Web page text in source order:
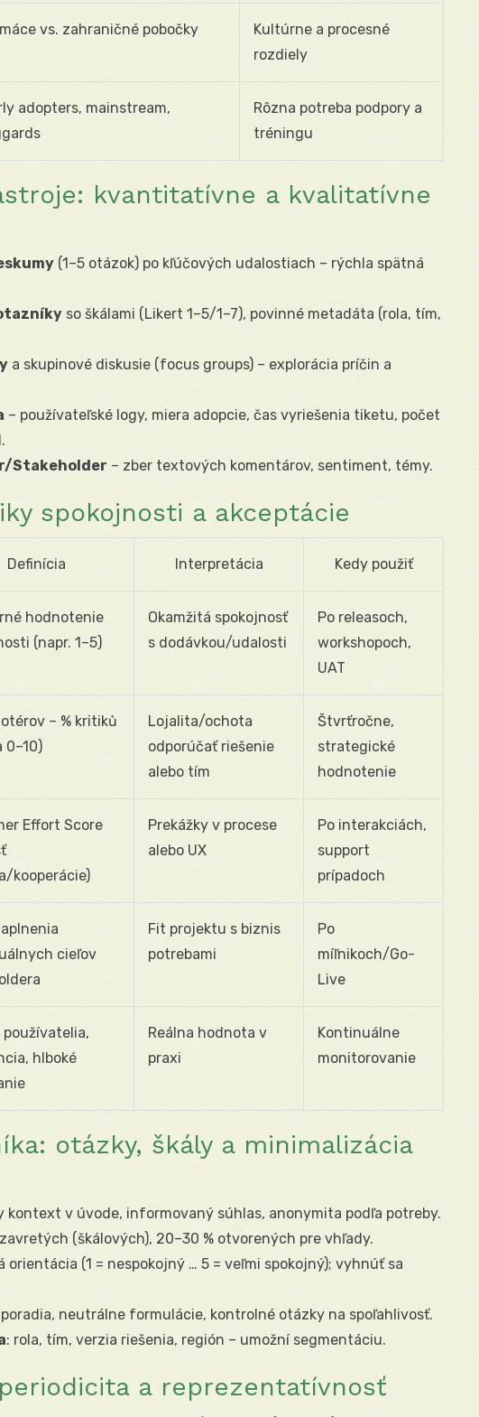
vs. zahraničné pobočky
Kultúrne a procesné
rozdiely
adopters, mainstream,
Rôzna potreba podpory a
tréningu
kvantitatívne a kvalitatívne
(1–5 otázok) po kľúčových udalostiach – rýchla spätná
so škálami (Likert 1–5/1–7), povinné metadáta (rola, tím,
a skupinové diskusie (focus groups) – explorácia príčin a
– používateľské logy, miera adopcie, čas vyriešenia tiketu, počet
Stakeholder – zber textových komentárov, sentiment, témy.
spokojnosti a akceptácie
Definícia Interpretácia Kedy použiť
hodnotenie
(napr. 1–5)
Okamžitá spokojnosť
s dodávkou/udalosti
Po releasoch,
workshopoch,
UAT
– % kritiků
0–10)
Lojalita/ochota
odporúčať riešenie
alebo tím
Štvrťročne,
strategické
hodnotenie
Effort Score
kooperácie)
Prekážky v procese
alebo UX
Po interakciách,
support
prípadoch
cieľov
Fit projektu s biznis
potrebami
Po
míľnikoch/Go-
Live
hlboké
Reálna hodnota v
praxi
Kontinuálne
monitorovanie
otázky, škály a minimalizácia
kontext v úvode, informovaný súhlas, anonymita podľa potreby.
(škálových), 20–30 % otvorených pre vhľady.
orientácia (1 = nespokojný … 5 = veľmi spokojný); vyhnúť sa
neutrálne formulácie, kontrolné otázky na spoľahlivosť.
: rola, tím, verzia riešenia, región – umožní segmentáciu.
a reprezentatívnosť